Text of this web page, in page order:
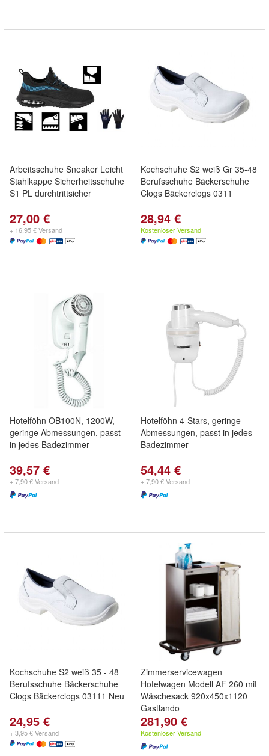
Arbeitsschuhe Sneaker Leicht
Stahlkappe Sicherheitsschuhe
S1 PL durchtrittsicher
27,00 €
+ 16,95 € Versand
Kochschuhe S2 weiß Gr 35-48
Berufsschuhe Bäckerschuhe
Clogs Bäckerclogs 0311
28,94 €
Kostenloser Versand
Hotelföhn OB100N, 1200W,
geringe Abmessungen, passt
in jedes Badezimmer
39,57 €
+ 7,90 € Versand
Hotelföhn 4-Stars, geringe
Abmessungen, passt in jedes
Badezimmer
54,44 €
+ 7,90 € Versand
Kochschuhe S2 weiß 35 - 48
Berufsschuhe Bäckerschuhe
Clogs Bäckerclogs 03111 Neu
24,95 €
+ 3,95 € Versand
Zimmerservicewagen
Hotelwagen Modell AF 260 mit
Wäschesack 920x450x1120
Gastlando
281,90 €
Kostenloser Versand